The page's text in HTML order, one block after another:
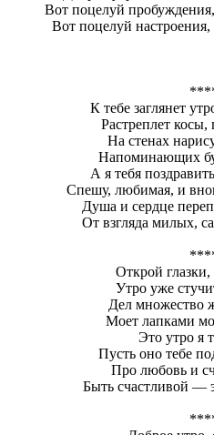
Вот поцелуй
Вот поцелуй
К тебе заглянет
Растреплет косы,
На стенах
Напоминающих
А я тебя
Спешу, любимая, и
Душа и сердце
От взгляда милых,
Открой
Утро уже
Дел множество
Моет лапками
Это утро я
Пусть оно тебе
Про любовь и
Быть счастливой —